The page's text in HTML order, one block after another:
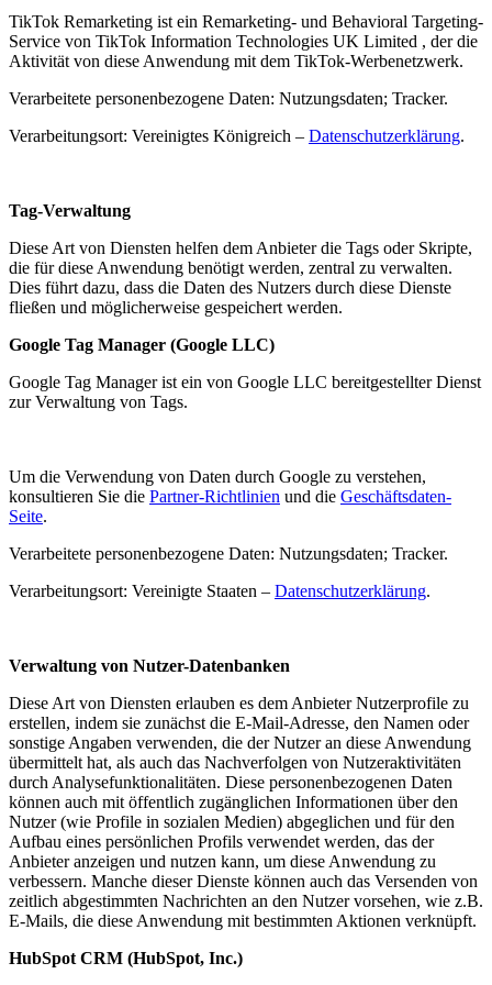
TikTok Remarketing ist ein Remarketing- und Behavioral Targeting-
Service von TikTok Information Technologies UK Limited , der die
Aktivität von diese Anwendung mit dem TikTok-Werbenetzwerk.
Verarbeitete personenbezogene Daten: Nutzungsdaten; Tracker.
Verarbeitungsort: Vereinigtes Königreich – Datenschutzerklärung.
Tag-Verwaltung
Diese Art von Diensten helfen dem Anbieter die Tags oder Skripte,
die für diese Anwendung benötigt werden, zentral zu verwalten.
Dies führt dazu, dass die Daten des Nutzers durch diese Dienste
fließen und möglicherweise gespeichert werden.
Google Tag Manager (Google LLC)
Google Tag Manager ist ein von Google LLC bereitgestellter Dienst
zur Verwaltung von Tags.
Um die Verwendung von Daten durch Google zu verstehen,
konsultieren Sie die Partner-Richtlinien und die Geschäftsdaten-
Seite.
Verarbeitete personenbezogene Daten: Nutzungsdaten; Tracker.
Verarbeitungsort: Vereinigte Staaten – Datenschutzerklärung.
Verwaltung von Nutzer-Datenbanken
Diese Art von Diensten erlauben es dem Anbieter Nutzerprofile zu
erstellen, indem sie zunächst die E-Mail-Adresse, den Namen oder
sonstige Angaben verwenden, die der Nutzer an diese Anwendung
übermittelt hat, als auch das Nachverfolgen von Nutzeraktivitäten
durch Analysefunktionalitäten. Diese personenbezogenen Daten
können auch mit öffentlich zugänglichen Informationen über den
Nutzer (wie Profile in sozialen Medien) abgeglichen und für den
Aufbau eines persönlichen Profils verwendet werden, das der
Anbieter anzeigen und nutzen kann, um diese Anwendung zu
verbessern. Manche dieser Dienste können auch das Versenden von
zeitlich abgestimmten Nachrichten an den Nutzer vorsehen, wie z.B.
E-Mails, die diese Anwendung mit bestimmten Aktionen verknüpft.
HubSpot CRM (HubSpot, Inc.)